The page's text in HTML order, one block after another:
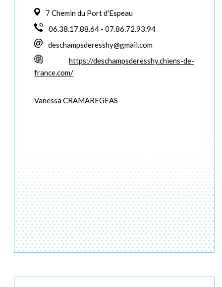
7 Chemin du Port d'Espeau
06.38.17.88.64 - 07.86.72.93.94
deschampsderesshy@gmail.com
https://deschampsderesshy.chiens-de-
france.com/
Vanessa CRAMAREGEAS